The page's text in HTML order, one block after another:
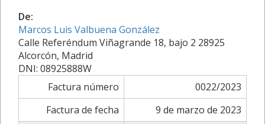
De:
Marcos Luis Valbuena González
Calle Referéndum Viñagrande 18, bajo 2 28925
Alcorcón, Madrid
DNI: 08925888W
Factura número
0022/2023
Factura de fecha
9 de marzo de 2023